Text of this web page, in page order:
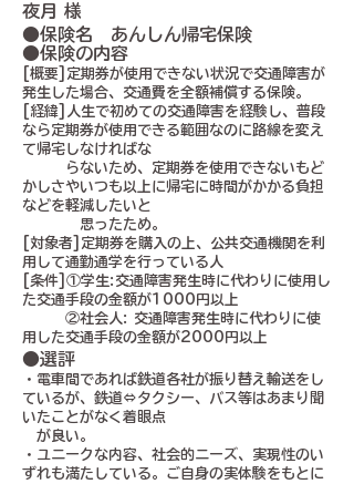
夜月 様
●保険名 あんしん帰宅保険
●保険の内容
[概要]定期券が使用できない状況で交通障害が
発生した場合、交通費を全額補償する保険。
[経緯]人生で初めての交通障害を経験し、普段
なら定期券が使用できる範囲なのに路線を変え
て帰宅しなければな
らないため、定期券を使用できないもど
かしさやいつも以上に帰宅に時間がかかる負担
などを軽減したいと
思ったため。
[対象者]定期券を購入の上、公共交通機関を利
用して通勤通学を行っている人
[条件]①学生:交通障害発生時に代わりに使用し
た交通手段の金額が1000円以上
②社会人: 交通障害発生時に代わりに使
用した交通手段の金額が2000円以上
●選評
・電車間であれば鉄道各社が振り替え輸送をし
ているが、鉄道⇔タクシー、バス等はあまり聞
いたことがなく着眼点
が良い。
・ユニークな内容、社会的ニーズ、実現性のい
ずれも満たしている。ご自身の実体験をもとに